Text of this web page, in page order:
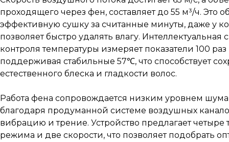
проходящего через фен, составляет до 55 м³/ч. Это
эффективную сушку за считанные минуты, даже у
позволяет быстро удалять влагу. Интеллектуальная
контроля температуры измеряет показатели 100 раз
поддерживая стабильные 57℃, что способствует
естественного блеска и гладкости волос.
Работа фена сопровождается низким уровнем шума
благодаря продуманной системе воздушных
вибрацию и трение. Устройство предлагает четыре
режима и две скорости, что позволяет подобрать